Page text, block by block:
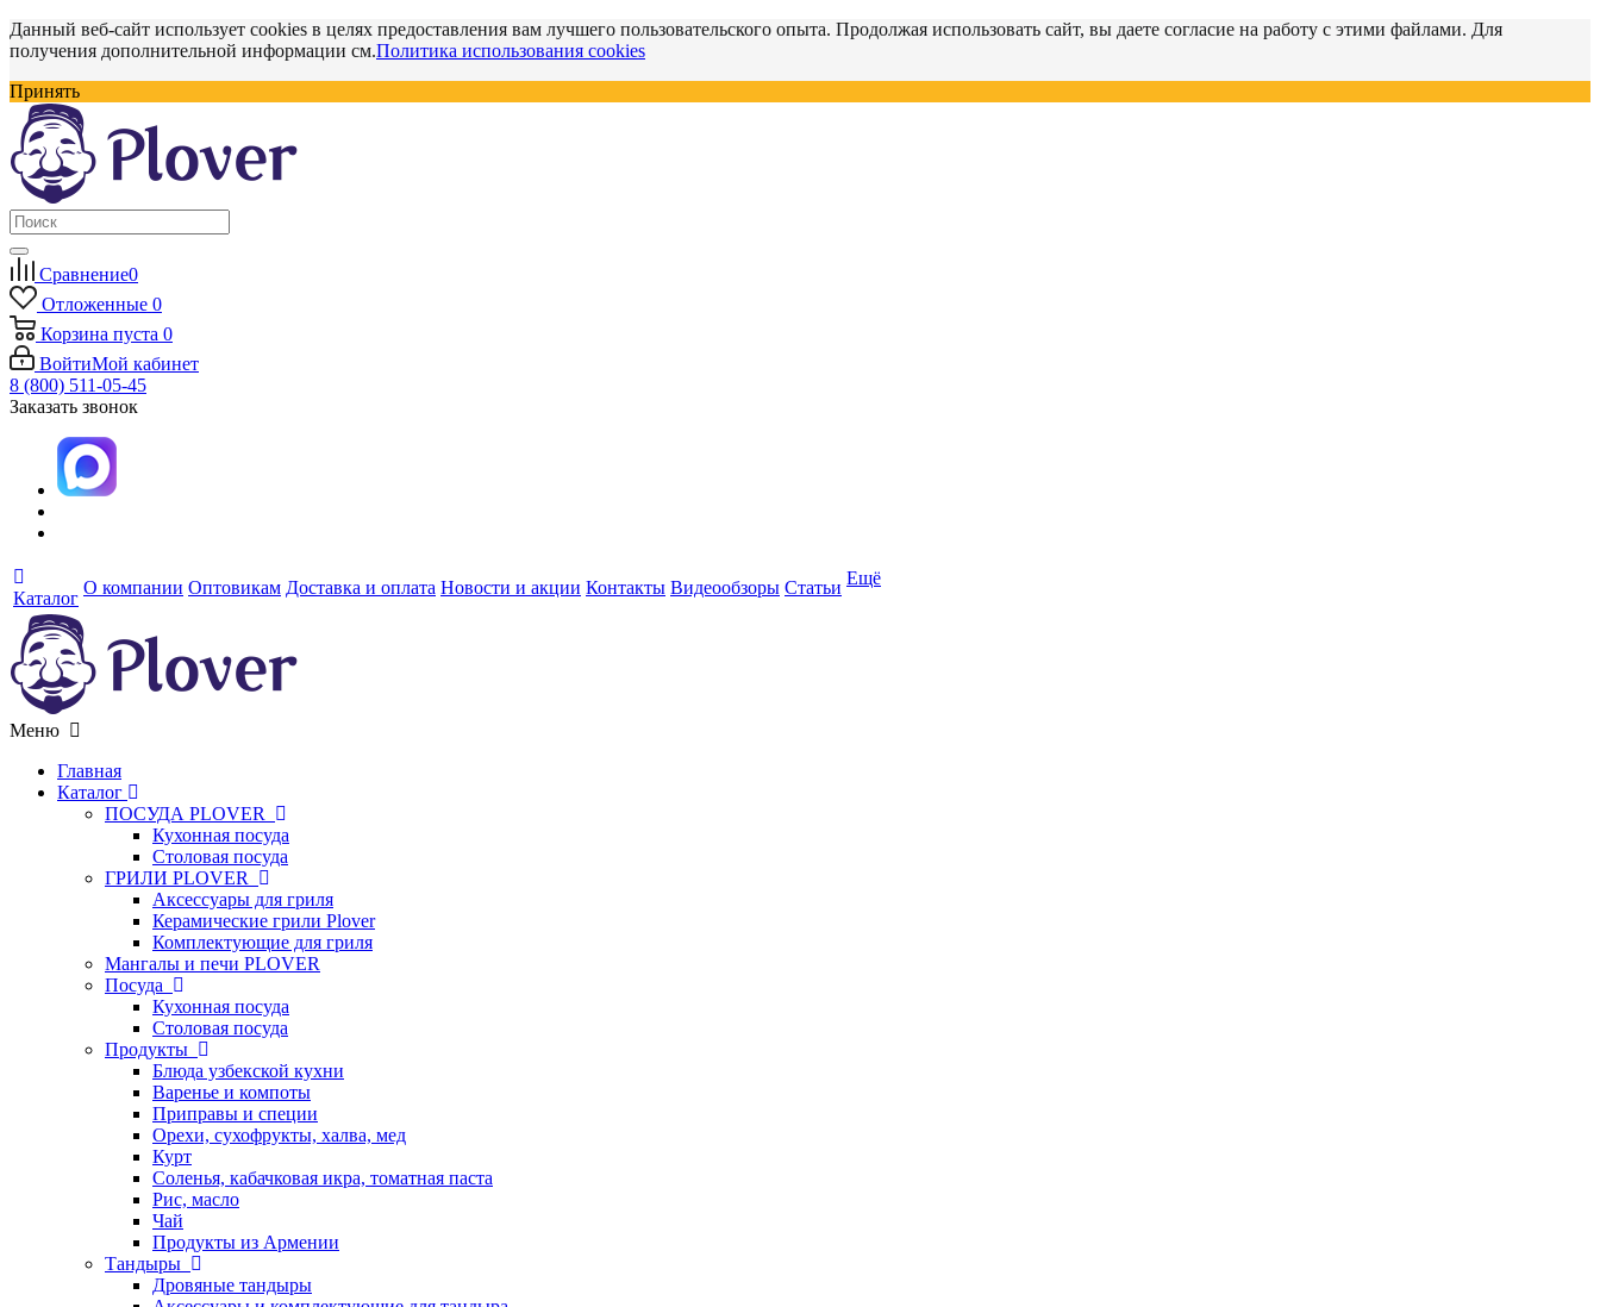
Данный веб-сайт использует cookies в целях предоставления вам лучшего пользовательского опыта. Продолжая использовать сайт, вы даете согласие на работу с этими файлами. Для
получения дополнительной информации см.Политика использования cookies
Принять
Сравнение0
Отложенные 0
Корзина пуста 0
ВойтиМой кабинет
8 (800) 511-05-45
Заказать звонок
Каталог
О компании Оптовикам Доставка и оплата Новости и акции Контакты Видеообзоры Статьи Ещё
Меню
Главная
Каталог
ПОСУДА PLOVER
Кухонная посуда
Столовая посуда
ГРИЛИ PLOVER
Аксессуары для гриля
Керамические грили Plover
Комплектующие для гриля
Мангалы и печи PLOVER
Посуда
Кухонная посуда
Столовая посуда
Продукты
Блюда узбекской кухни
Варенье и компоты
Приправы и специи
Орехи, сухофрукты, халва, мед
Курт
Соленья, кабачковая икра, томатная паста
Рис, масло
Чай
Продукты из Армении
Тандыры
Дровяные тандыры